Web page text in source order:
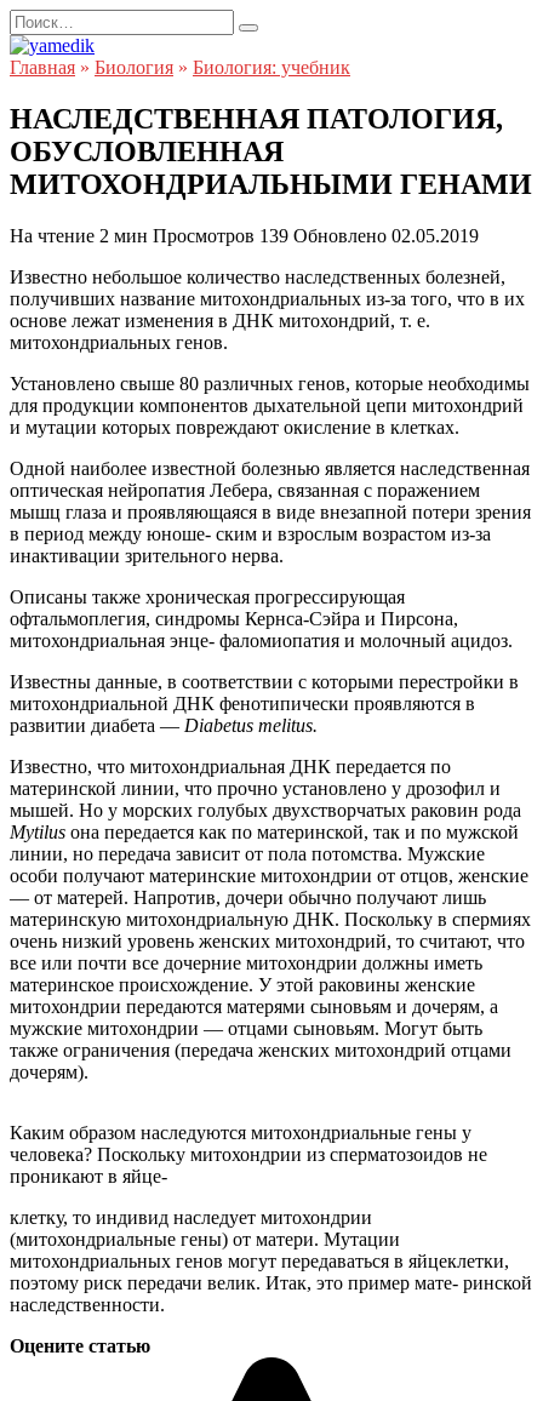
Перейти
к
содержанию
Search
for:
Главная » Биология » Биология: учебник
НАСЛЕДСТВЕННАЯ ПАТОЛОГИЯ,
ОБУСЛОВЛЕННАЯ
МИТОХОНДРИАЛЬНЫМИ ГЕНАМИ
На чтение 2 мин Просмотров 139 Обновлено 02.05.2019
Известно небольшое количество наследственных болезней,
получивших название митохондриальных из-за того, что в их
основе лежат изменения в ДНК митохондрий, т. е.
митохондриальных генов.
Установлено свыше 80 различных генов, которые необходимы
для продукции компонентов дыхательной цепи митохондрий
и мутации которых повреждают окисление в клетках.
Одной наиболее известной болезнью является наследственная
оптическая нейропатия Лебера, связанная с поражением
мышц глаза и проявляющаяся в виде внезапной потери зрения
в период между юноше- ским и взрослым возрастом из-за
инактивации зрительного нерва.
Описаны также хроническая прогрессирующая
офтальмоплегия, синдромы Кернса-Сэйра и Пирсона,
митохондриальная энце- фаломиопатия и молочный ацидоз.
Известны данные, в соответствии с которыми перестройки в
митохондриальной ДНК фенотипически проявляются в
развитии диабета — Diabetus melitus.
Известно, что митохондриальная ДНК передается по
материнской линии, что прочно установлено у дрозофил и
мышей. Но у морских голубых двухстворчатых раковин рода
Mytilus она передается как по материнской, так и по мужской
линии, но передача зависит от пола потомства. Мужские
особи получают материнские митохондрии от отцов, женские
— от матерей. Напротив, дочери обычно получают лишь
материнскую митохондриальную ДНК. Поскольку в спермиях
очень низкий уровень женских митохондрий, то считают, что
все или почти все дочерние митохондрии должны иметь
материнское происхождение. У этой раковины женские
митохондрии передаются матерями сыновьям и дочерям, а
мужские митохондрии — отцами сыновьям. Могут быть
также ограничения (передача женских митохондрий отцами
дочерям).
Каким образом наследуются митохондриальные гены у
человека? Поскольку митохондрии из сперматозоидов не
проникают в яйце-
клетку, то индивид наследует митохондрии
(митохондриальные гены) от матери. Мутации
митохондриальных генов могут передаваться в яйцеклетки,
поэтому риск передачи велик. Итак, это пример мате- ринской
наследственности.
Оцените статью